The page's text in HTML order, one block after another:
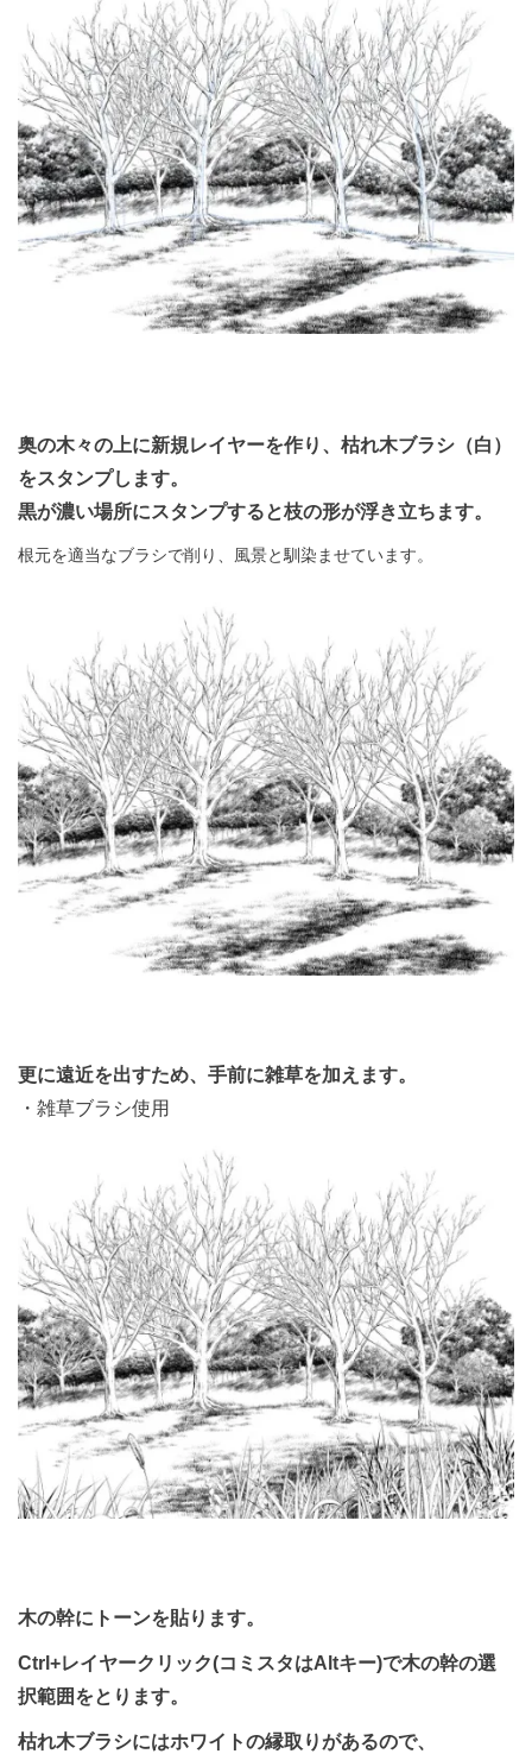
奥の木々の上に新規レイヤーを作り、枯れ木ブラシ（白）
をスタンプします。
黒が濃い場所にスタンプすると枝の形が浮き立ちます。
根元を適当なブラシで削り、風景と馴染ませています。
更に遠近を出すため、手前に雑草を加えます。
・雑草ブラシ使用
木の幹にトーンを貼ります。
Ctrl+レイヤークリック(コミスタはAltキー)で木の幹の選
択範囲をとります。
枯れ木ブラシにはホワイトの縁取りがあるので、